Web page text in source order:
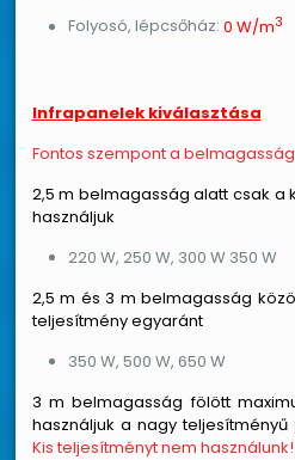
Folyosó, lépcsőház: 0 W/m3
Infrapanelek kiválasztása
Fontos szempont a
2,5 m belmagasság alatt csak a
használjuk
220 W, 250 W, 300 W 350 W
2,5 m és 3 m belmagasság
teljesítmény egyaránt
350 W, 500 W, 650 W
3 m belmagasság fölött
használjuk a nagy teljesítményű
Kis teljesítményt nem használunk!